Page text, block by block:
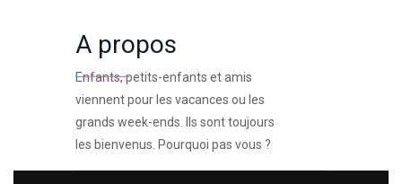
A propos
Enfants, petits-enfants et amis
viennent pour les vacances ou les
grands week-ends. Ils sont toujours
les bienvenus. Pourquoi pas vous ?